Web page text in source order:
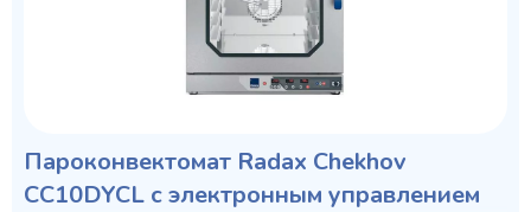
Пароконвектомат Radax Chekhov
CC10DYCL с электронным управлением